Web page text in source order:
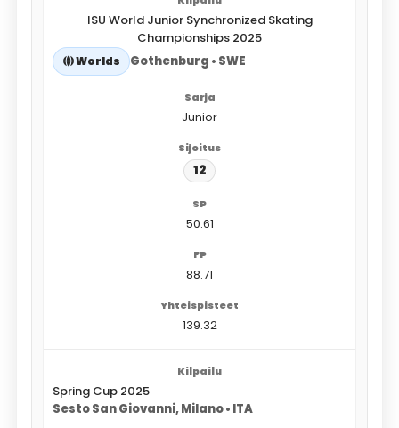
ISU World Junior Synchronized Skating
Championships 2025
Worlds Gothenburg • SWE
Junior
12
50.61
88.71
139.32
Spring Cup 2025
Sesto San Giovanni, Milano • ITA